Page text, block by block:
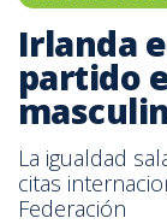
Irlanda
partido
La igualdad
citas
Federación